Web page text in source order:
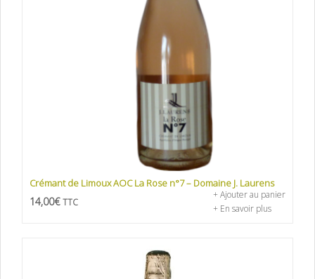
Crémant de Limoux AOC La Rose n°7 – Domaine J. Laurens
14,00€ TTC
+ Ajouter au panier
+ En savoir plus